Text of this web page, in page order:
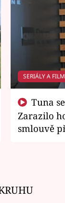
SERIÁLY A
Zarazilo
smlouvě